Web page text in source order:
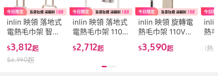
inlin 映領 落地式
電熱毛巾架 智能
加熱烘乾架 免打
孔置物架 衛生間
$3,812起
$6,990起
inlin 映領 落地式
電熱毛巾架 110V
乾架 衛生間免打
晾衣架(電熱毛巾
$2,712起
inlin 映領 旋轉電
熱毛巾架 110V毛
加熱架 烘乾架 免
$3,590起
熱
廚
(熱